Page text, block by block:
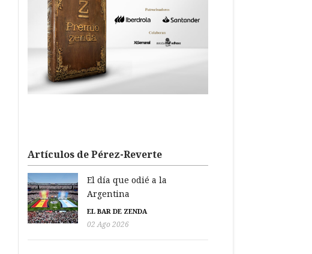
Artículos de Pérez-Reverte
El día que odié a la
Argentina
EL BAR DE ZENDA
02 Ago 2026